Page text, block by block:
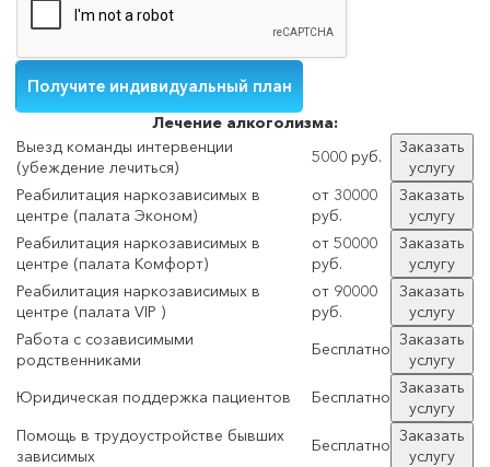
Лечение алкоголизма:
Выезд команды интервенции
(убеждение лечиться)
5000 руб.
Заказать
услугу
Реабилитация наркозависимых в
центре (палата Эконом)
от 30000
руб.
Заказать
услугу
Реабилитация наркозависимых в
центре (палата Комфорт)
от 50000
руб.
Заказать
услугу
Реабилитация наркозависимых в
центре (палата VIP )
от 90000
руб.
Заказать
услугу
Работа с созависимыми
родственниками
Бесплатно Заказать
услугу
Юридическая поддержка пациентов
Бесплатно Заказать
услугу
Помощь в трудоустройстве бывших
зависимых
Бесплатно Заказать
услугу